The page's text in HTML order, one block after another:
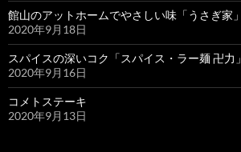
館山のアットホームでやさしい味「うさぎ家」
2020年9月18日
スパイスの深いコク「スパイス・ラー麺 卍力」
2020年9月16日
コメトステーキ
2020年9月13日